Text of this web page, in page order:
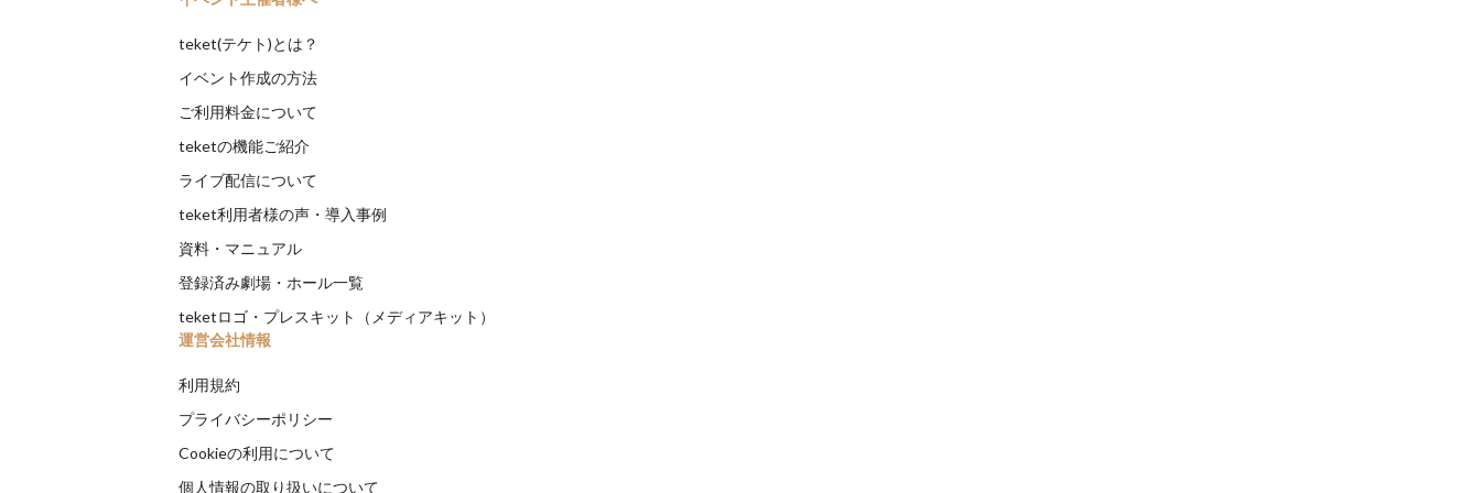
teket(テケト)とは？
イベント作成の方法
ご利用料金について
teketの機能ご紹介
ライブ配信について
teket利用者様の声・導入事例
資料・マニュアル
登録済み劇場・ホール一覧
teketロゴ・プレスキット（メディアキット）
運営会社情報
利用規約
プライバシーポリシー
Cookieの利用について
個人情報の取り扱いについて